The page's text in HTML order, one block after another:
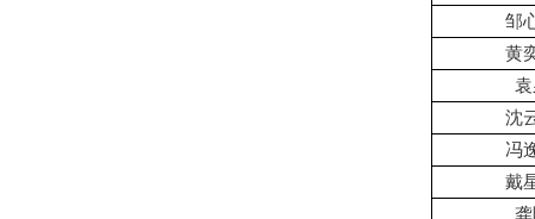
邹
黄
沈
冯
戴